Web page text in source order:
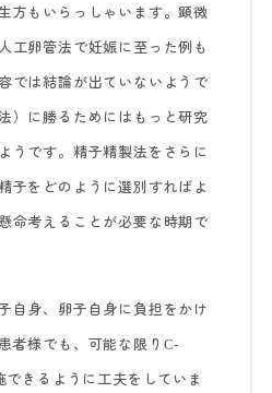
方もいらっしゃいます。顕微
工卵管法で妊娠に至った例も
では結論が出ていないようで
）に勝るためにはもっと研究
うです。精子精製法をさらに
子をどのように選別すればよ
命考えることが必要な時期で
自身、卵子自身に負担をかけ
者様でも、可能な限り C-
できるように工夫をしていま